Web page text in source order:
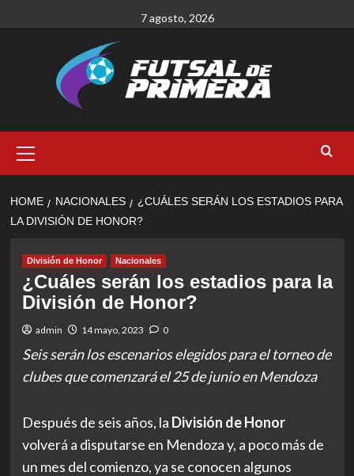
7 agosto, 2026
Menu
HOME NACIONALES
¿CUÁLES SERÁN LOS ESTADIOS PARA
LA DIVISIÓN DE HONOR?
División de Honor Nacionales
¿Cuáles serán los estadios para la
División de Honor?
admin 14 mayo, 2023 0
Seis serán los escenarios elegidos para el torneo de
clubes que comenzará el 25 de junio en Mendoza
Después de seis años, la División de Honor
volverá a disputarse en Mendoza y, a poco más de
un mes del comienzo, ya se conocen algunos